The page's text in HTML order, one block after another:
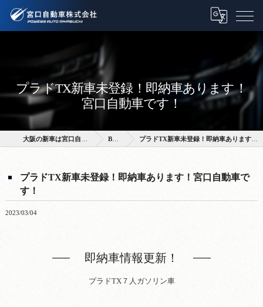
プラドTX新車未登録！即納車あります！
宮口自動車です！
BLOG プラドTX新車未登録！即納車あります！宮口自動車です！
プラドTX新車未登録！即納車あります！宮口自動車で
す！
2023/03/04
即納車情報更新！
プラドTX７人ガソリン車